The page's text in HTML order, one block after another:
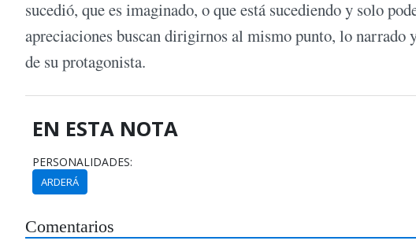
sucedió, que es imaginado, o que está sucediendo y solo
apreciaciones buscan dirigirnos al mismo punto, lo
de su protagonista.
EN ESTA NOTA
PERSONALIDADES:
ARDERÁ
Comentarios